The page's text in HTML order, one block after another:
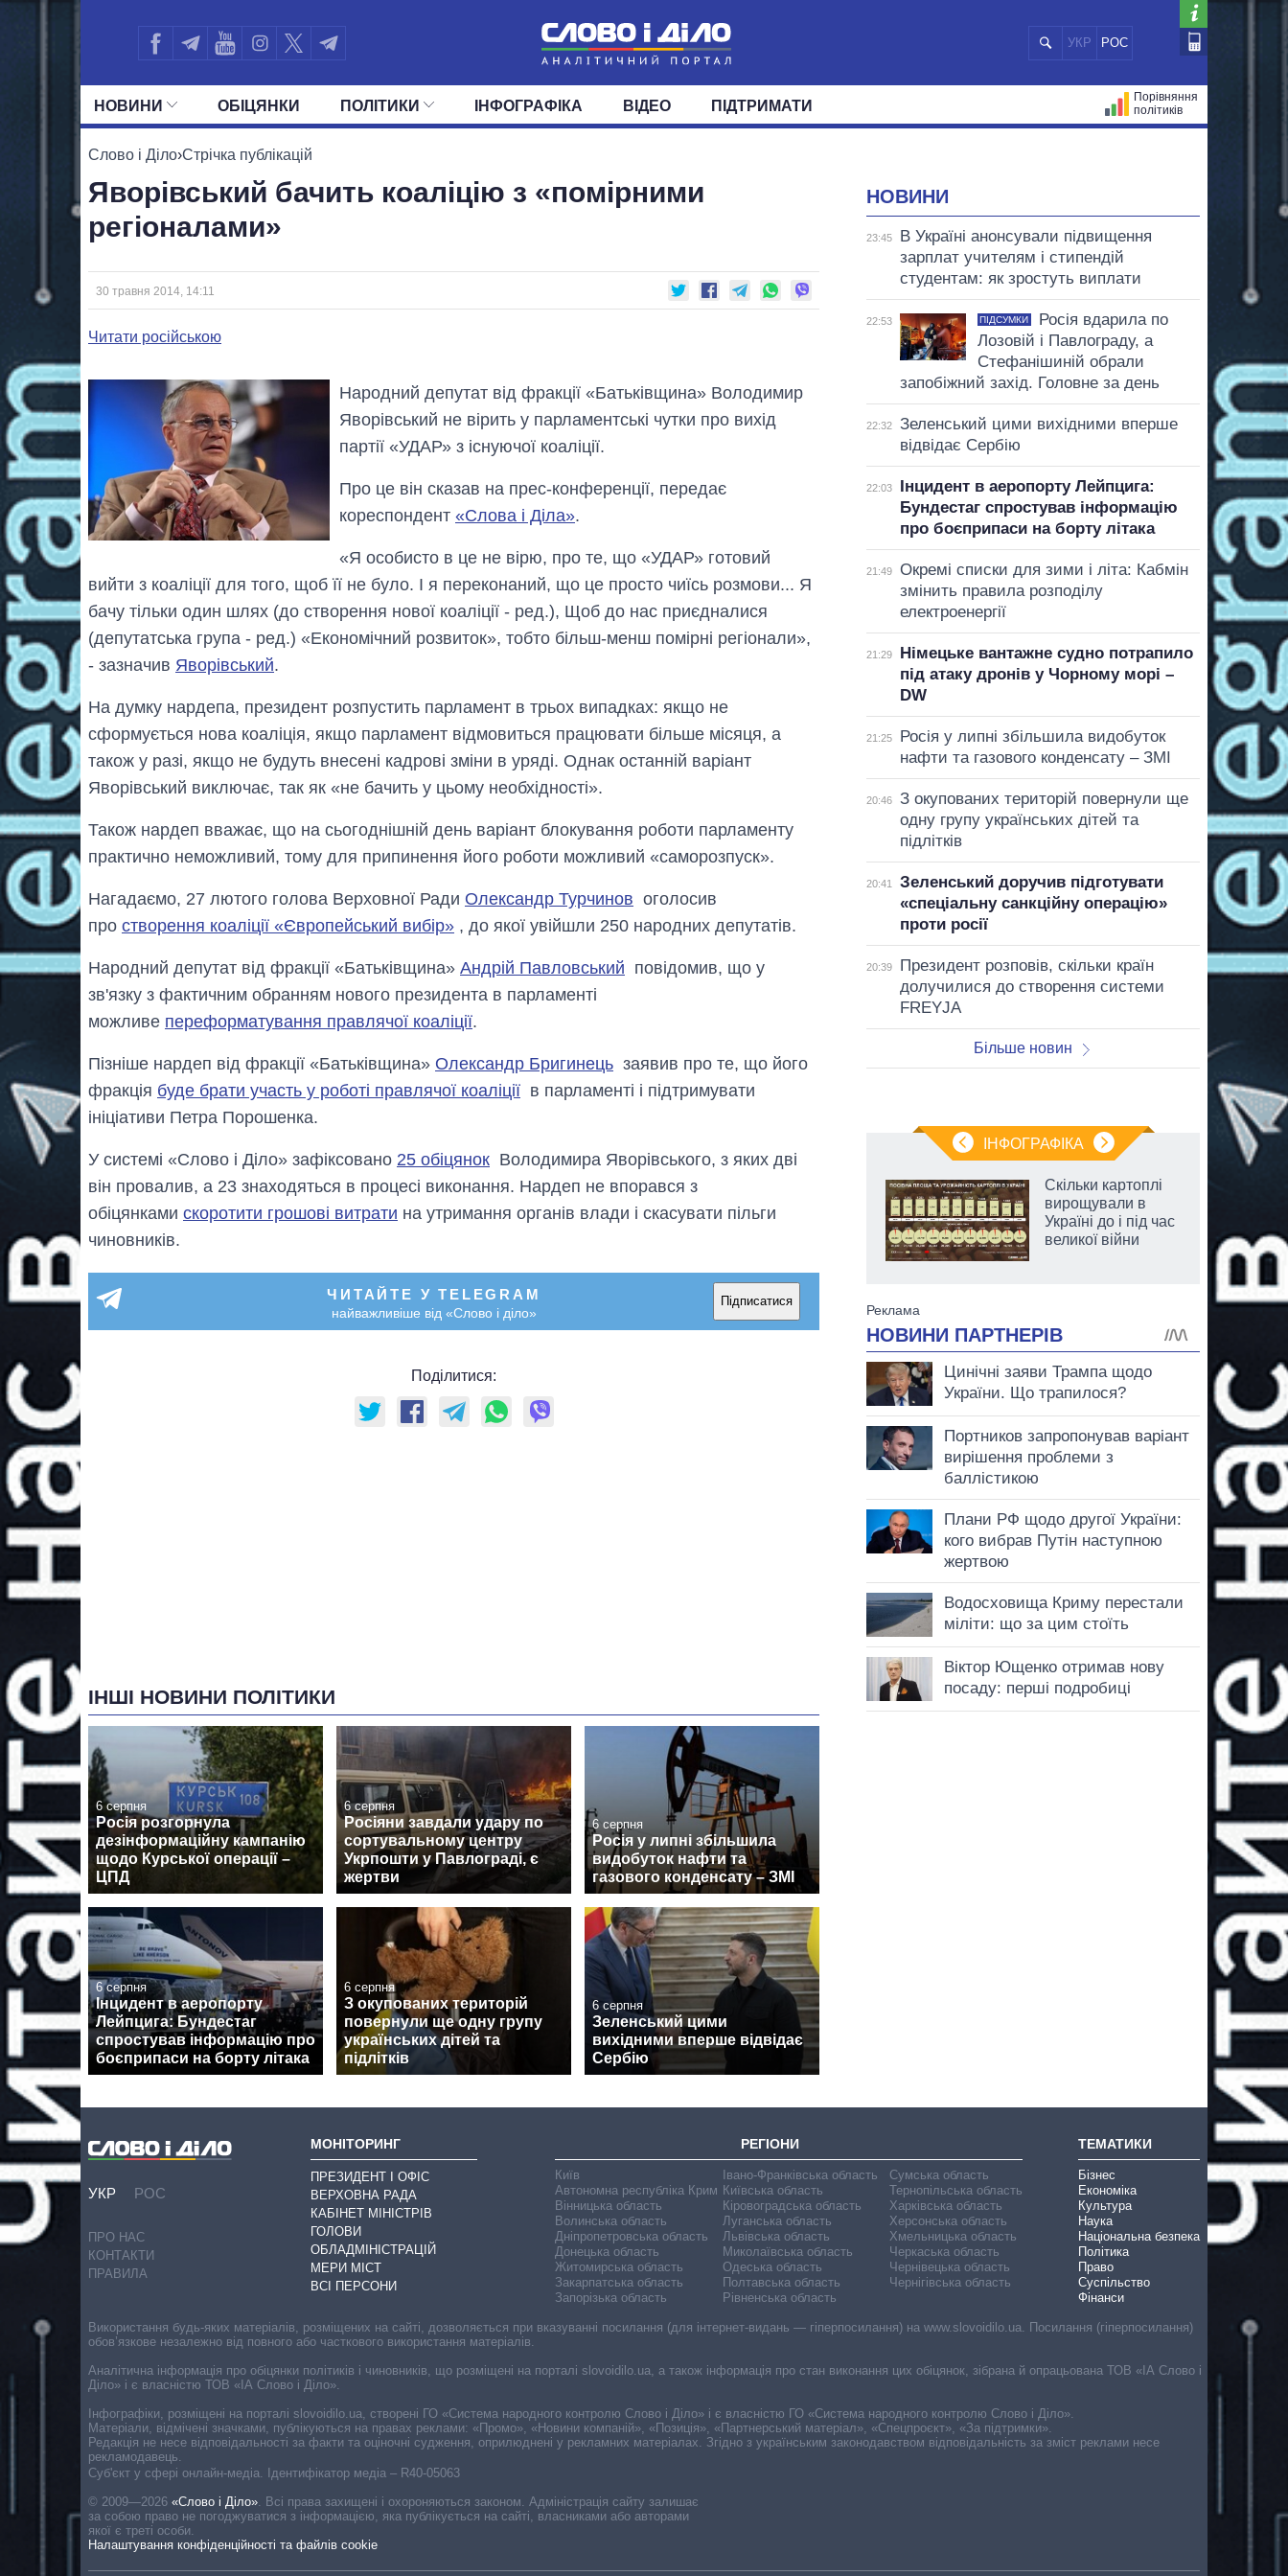
УКР РОС
НОВИНИ
ПОЛІТИКА ЕКОНОМІКА СУСПІЛЬСТВО
ОБIЦЯНКИ ПОЛIТИКИ
УСІ ПОЛІТИКИ
ДЕПУТАТИ КОМІТЕТИ ФРАКЦІЇ
ІНФОГРАФІКА ВІДЕО ПІДТРИМАТИ
Порівняння
політиків
Слово і Діло›Стрічка публікацій
Яворівський бачить коаліцію з «помірними
регіоналами»
30 травня 2014, 14:11
Читати російською
Народний депутат від фракції «Батьківщина» Володимир
Яворівський не вірить у парламентські чутки про вихід
партії «УДАР» з існуючої коаліції.
Про це він сказав на прес-конференції, передає
кореспондент «Слова і Діла».
«Я особисто в це не вірю, про те, що «УДАР» готовий
вийти з коаліції для того, щоб її не було. І я переконаний, що це просто чиїсь розмови... Я
бачу тільки один шлях (до створення нової коаліції - ред.), Щоб до нас приєдналися
(депутатська група - ред.) «Економічний розвиток», тобто більш-менш помірні регіонали»,
- зазначив Яворівський.
На думку нардепа, президент розпустить парламент в трьох випадках: якщо не
сформується нова коаліція, якщо парламент відмовиться працювати більше місяця, а
також у разі, якщо не будуть внесені кадрові зміни в уряді. Однак останній варіант
Яворівський виключає, так як «не бачить у цьому необхідності».
Також нардеп вважає, що на сьогоднішній день варіант блокування роботи парламенту
практично неможливий, тому для припинення його роботи можливий «саморозпуск».
Нагадаємо, 27 лютого голова Верховної Ради Олександр Турчинов оголосив
про створення коаліції «Європейський вибір» , до якої увійшли 250 народних депутатів.
Народний депутат від фракції «Батьківщина» Андрій Павловський повідомив, що у
зв'язку з фактичним обранням нового президента в парламенті
можливе переформатування правлячої коаліції.
Пізніше нардеп від фракції «Батьківщина» Олександр Бригинець заявив про те, що його
фракція буде брати участь у роботі правлячої коаліції в парламенті і підтримувати
ініціативи Петра Порошенка.
У системі «Слово і Діло» зафіксовано 25 обіцянок Володимира Яворівського, з яких дві
він провалив, а 23 знаходяться в процесі виконання. Нардеп не впорався з
обіцянками скоротити грошові витрати на утримання органів влади і скасувати пільги
чиновників.
ЧИТАЙТЕ У TELEGRAM
найважливіше від «Слово і діло»
Підписатися
Поділитися:
ІНШІ НОВИНИ ПОЛІТИКИ
6 серпня
Росія розгорнула
дезінформаційну кампанію
щодо Курської операції –
ЦПД
6 серпня
Росіяни завдали удару по
сортувальному центру
Укрпошти у Павлограді, є
жертви
6 серпня
Росія у липні збільшила
видобуток нафти та
газового конденсату – ЗМІ
6 серпня
Інцидент в аеропорту
Лейпцига: Бундестаг
спростував інформацію про
боєприпаси на борту літака
6 серпня
З окупованих територій
повернули ще одну групу
українських дітей та
підлітків
6 серпня
Зеленський цими
вихідними вперше відвідає
Сербію
НОВИНИ
23:45
В Україні анонсували підвищення
зарплат учителям і стипендій
студентам: як зростуть виплати
22:53 ПІДСУМКИ
Росія вдарила по
Лозовій і Павлограду, а
Стефанішиній обрали
запобіжний захід. Головне за день
22:32
Зеленський цими вихідними вперше
відвідає Сербію
22:03
Інцидент в аеропорту Лейпцига:
Бундестаг спростував інформацію
про боєприпаси на борту літака
21:49
Окремі списки для зими і літа: Кабмін
змінить правила розподілу
електроенергії
21:29
Німецьке вантажне судно потрапило
під атаку дронів у Чорному морі –
DW
21:25
Росія у липні збільшила видобуток
нафти та газового конденсату – ЗМІ
20:46
З окупованих територій повернули ще
одну групу українських дітей та
підлітків
20:41
Зеленський доручив підготувати
«спеціальну санкційну операцію»
проти росії
20:39
Президент розповів, скільки країн
долучилися до створення системи
FREYJA
Більше новин
ІНФОГРАФІКА
гігантів: скільки
коштують і
Anthropic
Скільки картоплі
вирощували в
Україні до і під час
великої війни
УКР РОС
ПРО НАС
КОНТАКТИ
ПРАВИЛА
МОНІТОРИНГ
ПРЕЗИДЕНТ І ОФІС
ВЕРХОВНА РАДА
КАБІНЕТ МІНІСТРІВ
ГОЛОВИ
ОБЛАДМІНІСТРАЦІЙ
МЕРИ МІСТ
ВСІ ПЕРСОНИ
РЕГІОНИ
Київ
Автономна республіка Крим
Вінницька область
Волинська область
Дніпропетровська область
Донецька область
Житомирська область
Закарпатська область
Запорізька область
Івано-Франківська область
Київська область
Кіровоградська область
Луганська область
Львівська область
Миколаївська область
Одеська область
Полтавська область
Рівненська область
Сумська область
Тернопільська область
Харківська область
Херсонська область
Хмельницька область
Черкаська область
Чернівецька область
Чернігівська область
ТЕМАТИКИ
Бізнес
Економіка
Культура
Наука
Національна безпека
Політика
Право
Суспільство
Фінанси
Cуб'єкт у сфері онлайн-медіа. Ідентифікатор медіа – R40-05063
© 2009—2026 «Слово і Діло» Всі права захищені і охороняються законом. Адміністрація сайту залишає
за собою право не погоджуватися з інформацією, яка публікується на сайті, власниками або авторами
якої є треті особи.
Налаштування конфіденційності та файлів cookie
Використання будь-яких матеріалів, розміщених на сайті, дозволяється при вказуванні посилання (для інтернет-видань — гіперпосилання) на www.slovoidilo.ua. Посилання (гіперпосилання)
обов’язкове незалежно від повного або часткового використання матеріалів.
Аналітична інформація про обіцянки політиків і чиновників, що розміщені на порталі slovoidilo.ua, а також інформація про стан виконання цих обіцянок, зібрана й опрацьована ТОВ «ІА Слово і
Діло» і є власністю ТОВ «ІА Слово і Діло».
Інфографіки, розміщені на порталі slovoidilo.ua, створені ГО «Система народного контролю Слово і Діло» і є власністю ГО «Система народного контролю Слово і Діло».
Матеріали, відмічені значками, публікуються на правах реклами: «Промо», «Новини компаній», «Позиція», «Партнерський матеріал», «Спецпроєкт», «За підтримки».
Редакція не несе відповідальності за факти та оціночні судження, оприлюднені у рекламних матеріалах. Згідно з українським законодавством відповідальність за зміст реклами несе
рекламодавець.